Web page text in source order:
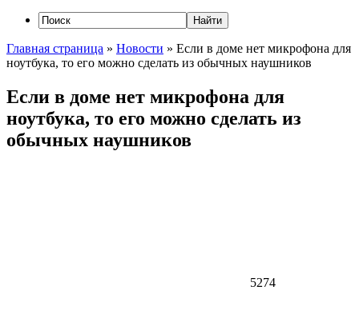
Главная страница » Новости » Если в доме нет микрофона для
ноутбука, то его можно сделать из обычных наушников
Если в доме нет микрофона для
ноутбука, то его можно сделать из
обычных наушников
5274